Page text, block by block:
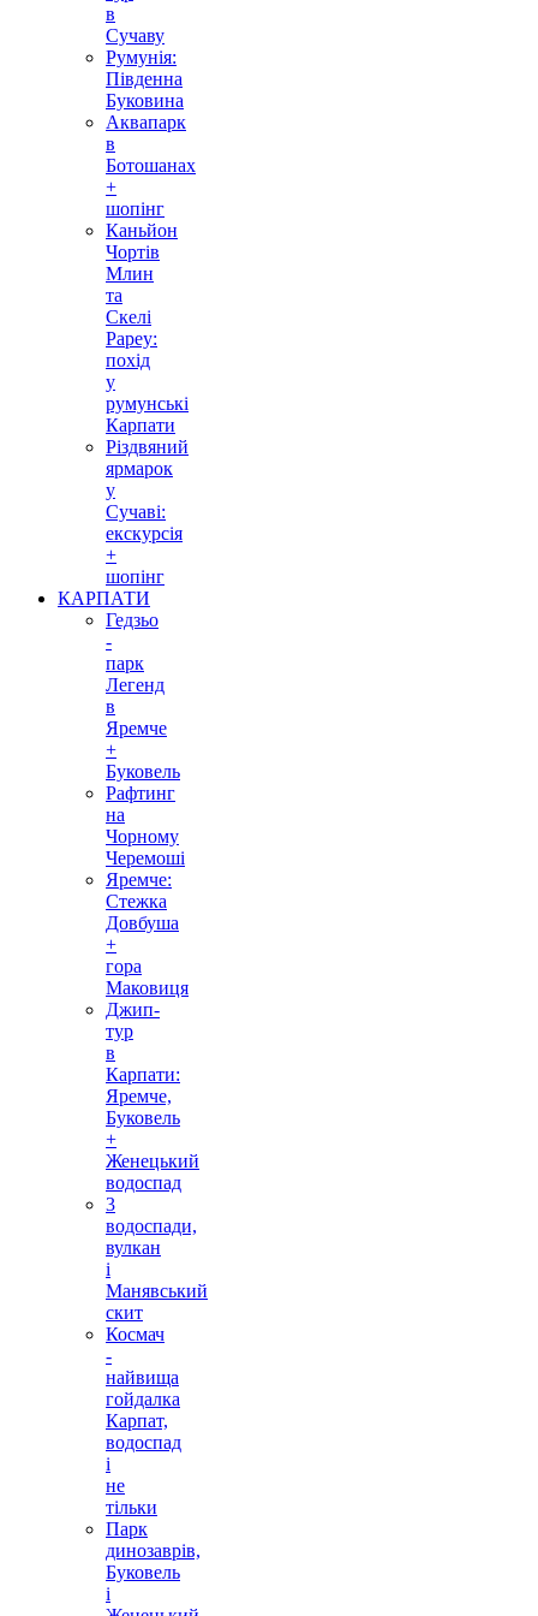
в
Сучаву
Румунія:
Південна
Буковина
Аквапарк
в
Ботошанах
+
шопінг
Каньйон
Чортів
Млин
та
Скелі
Рареу:
похід
у
румунські
Карпати
Різдвяний
ярмарок
у
Сучаві:
екскурсія
+
шопінг
КАРПАТИ
Гедзьо
-
парк
Легенд
в
Яремче
+
Буковель
Рафтинг
на
Чорному
Черемоші
Яремче:
Стежка
Довбуша
+
гора
Маковиця
Джип-
тур
в
Карпати:
Яремче,
Буковель
+
Женецький
водоспад
3
водоспади,
вулкан
і
Манявський
скит
Космач
-
найвища
гойдалка
Карпат,
водоспад
і
не
тільки
Парк
динозаврів,
Буковель
і